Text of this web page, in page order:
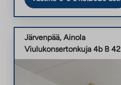
Järvenpää, Ainola
Viulukonsertonkuja 4b B 42